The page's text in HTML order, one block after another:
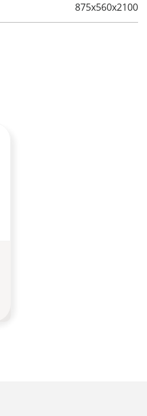
875х560х2100